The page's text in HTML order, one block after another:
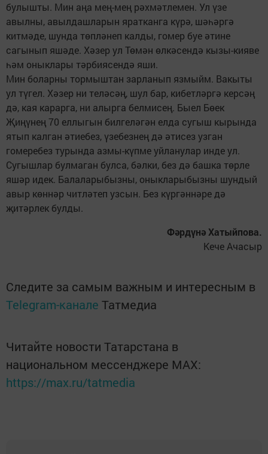
булышты. Мин аңа мең-мең рәхмәтлемен. Ул үзе
авылны, авылдашларын яратканга күрә, шәһәргә
китмәде, шунда төпләнеп калды, гомер буе әтине
сагынып яшәде. Хәзер ул Төмән өлкәсендә кызы-кияве
һәм оныклары тәрбиясендә яши.
Мин боларны тормыштан зарланып язмыйм. Вакыты
ул түгел. Хәзер ни теләсәң, шул бар, кибетләргә керсәң
дә, кая карарга, ни алырга белмисең. Быел Бөек
Җиңүнең 70 еллыгын билгеләгән елда сугыш кырында
ятып калган әтиебез, үзебезнең дә әтисез узган
гомеребез турында азмы-күпме уйланулар инде ул.
Сугышлар булмаган булса, бәлки, без дә башка төрле
яшәр идек. Балаларыбызны, оныкларыбызны шундый
авыр көннәр читләтеп узсын. Без күргәннәре дә
җитәрлек булды.
Фәрдүнә Хатыйпова.
Кече Ачасыр
Следите за самым важным и интересным в
Telegram-канале Татмедиа
Читайте новости Татарстана в
национальном мессенджере MАХ:
https://max.ru/tatmedia